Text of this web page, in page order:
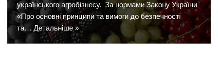
українського агробізнесу. За нормами Закону України
«Про основні принципи та вимоги до безпечності
та… Детальніше »